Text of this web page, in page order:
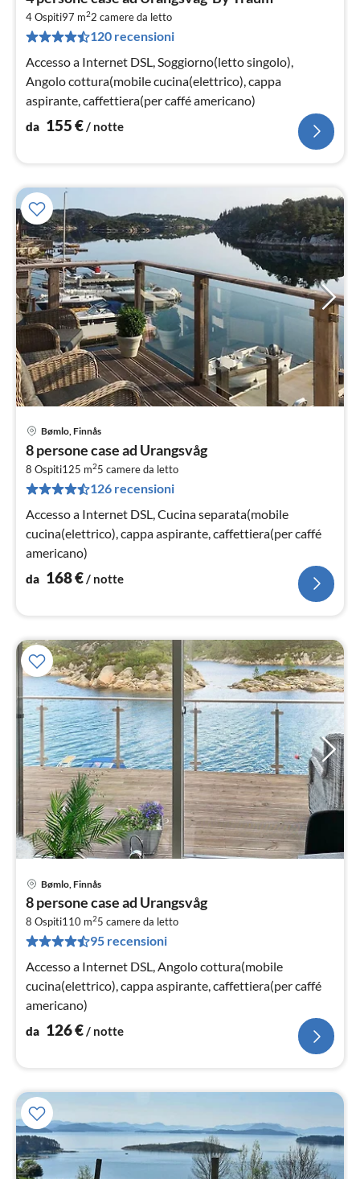
4 Ospiti97 m22 camere da letto
120 recensioni
Accesso a Internet DSL, Soggiorno(letto singolo),
Angolo cottura(mobile cucina(elettrico), cappa
aspirante, caffettiera(per caffé americano)
da 155€/ notte
Bømlo, Finnås
8 persone case ad Urangsvåg
8 Ospiti125 m25 camere da letto
126 recensioni
Accesso a Internet DSL, Cucina separata(mobile
cucina(elettrico), cappa aspirante, caffettiera(per caffé
americano)
da 168€/ notte
Bømlo, Finnås
8 persone case ad Urangsvåg
8 Ospiti110 m25 camere da letto
95 recensioni
Accesso a Internet DSL, Angolo cottura(mobile
cucina(elettrico), cappa aspirante, caffettiera(per caffé
americano)
da 126€/ notte